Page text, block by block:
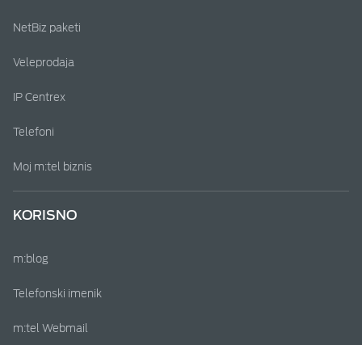
NetBiz paketi
Veleprodaja
IP Centrex
Telefoni
Moj m:tel biznis
KORISNO
m:blog
Telefonski imenik
m:tel Webmail